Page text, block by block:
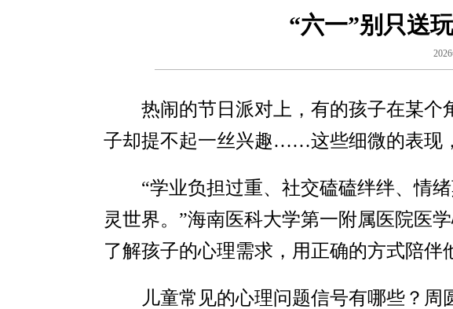
“六一”别只送
热闹的节日派对上，有的孩子在某
子却提不起一丝兴趣……这些细微的表现
“学业负担过重、社交磕磕绊绊、情
灵世界。”海南医科大学第一附属医院医
了解孩子的心理需求，用正确的方式陪伴
儿童常见的心理问题信号有哪些？